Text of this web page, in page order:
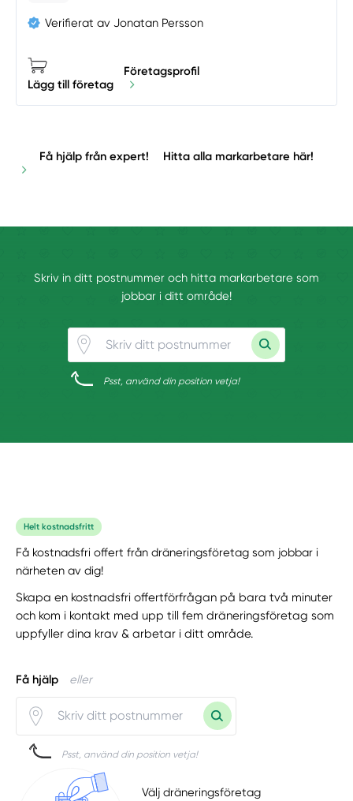
Verifierat av Jonatan Persson
Lägg till företag
Företagsprofil
Få hjälp från expert! Hitta alla markarbetare här!
Skriv in ditt postnummer och hitta markarbetare som
jobbar i ditt område!
Psst, använd din position vetja!
Helt kostnadsfritt
Få kostnadsfri offert från dräneringsföretag som jobbar i
närheten av dig!
Skapa en kostnadsfri offertförfrågan på bara två minuter
och kom i kontakt med upp till fem dräneringsföretag som
uppfyller dina krav & arbetar i ditt område.
Få hjälp eller
Psst, använd din position vetja!
Välj dräneringsföretag